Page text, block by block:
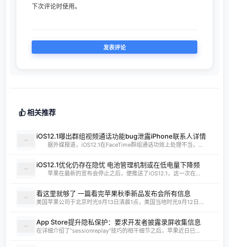
下次评论时使用。
相关推荐
iOS12.1曝出群组视频通话功能bug泄露iPhone联系人详情
据外媒报道，iOS12.1在FaceTime群组通话功效上处理不当，...
iOS12.1优化仍存在隐忧 电池管理机制或在低电量下降频
苹果在最新的宣布会停止之后，便推送了iOS12.1，这一次在...
看这里就够了 一篇看完苹果秋季新品发布会所有信息
美国苹果公司于北京时光9月13日清晨1点，美国当地时光9月12日...
App Store提升隐私保护：要求开发者披露录屏收集信息
在详细介绍了“sessionreplay”技巧的相干细节之后，苹果近日已...